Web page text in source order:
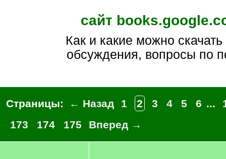
сайт
как и какие можно скачать
обсуждения, вопросы по
Страницы: ← Назад 1 2 3 4 5 6 ...
173
174 175 Вперед →